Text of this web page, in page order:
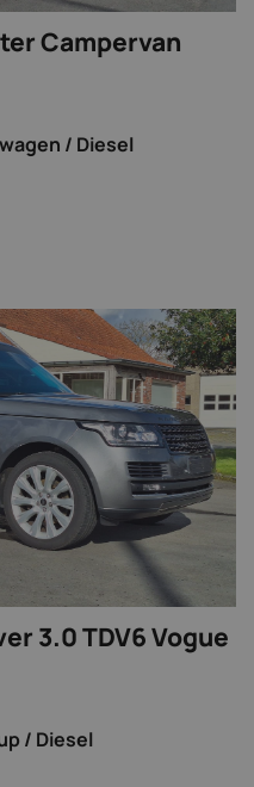
Campervan
/ Diesel
3.0 TDV6 Vogue
/ Diesel